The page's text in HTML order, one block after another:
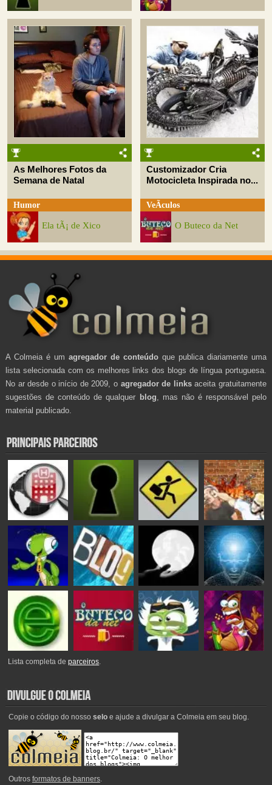
As Melhores Fotos da
Semana de Natal
Humor
Ela tÃ¡ de Xico
Customizador Cria
Motocicleta Inspirada no...
VeÃ­culos
O Buteco da Net
A Colmeia é um agregador de conteúdo que publica diariamente uma
lista selecionada com os melhores links dos blogs de língua portuguesa.
No ar desde o início de 2009, o agregador de linksaceita gratuitamente
sugestões de conteúdo de qualquer blog , mas não é responsável pelo
material publicado.
Lista completa deparceiros.
Copie o código do nosso seloe ajude a divulgar a Colmeia em seu blog.
Outros formatos de banners.